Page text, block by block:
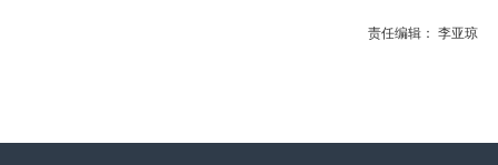
责任编辑： 李亚琼